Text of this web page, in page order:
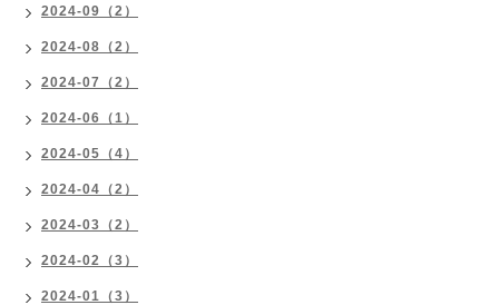
2024-09（2）
2024-08（2）
2024-07（2）
2024-06（1）
2024-05（4）
2024-04（2）
2024-03（2）
2024-02（3）
2024-01（3）